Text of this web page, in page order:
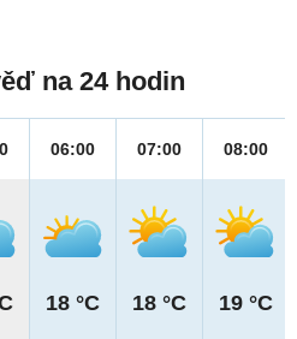
na 24 hodin
06:00
18 °C
07:00
18 °C
08:00
19 °C